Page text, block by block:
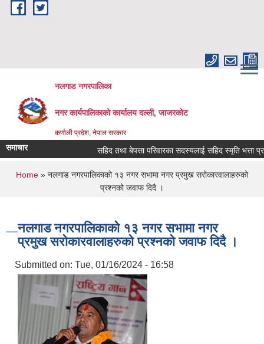
Skip to main content
नलगाड नगरपालिका
नगर कार्यपालिकाको कार्यालय दल्ली, जाजरकाेट
कर्णाली प्रदेश, नेपाल सरकार
समाचार सहिद तथा बेपत्ता परिवारका सदस्यलाई सहिद स्मृति भत्ता
You are here
Home » नलगाड नगरपालिकाको १३ नगर सभामा नगर प्रमुख सरोकारवालाहरुको
प्रश्नको जवाफ दिदै ।
नलगाड नगरपालिकाको १३ नगर सभामा नगर
प्रमुख सरोकारवालाहरुको प्रश्नको जवाफ दिदै ।
Submitted on: Tue, 01/16/2024 - 16:58